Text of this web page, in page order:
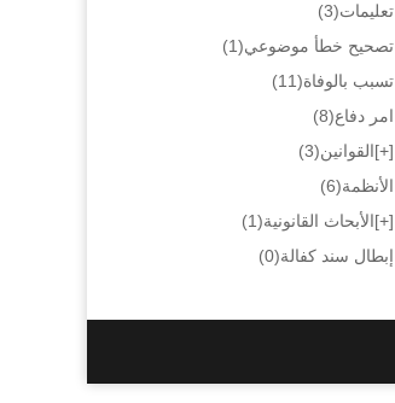
تعليمات(3)
تصحيح خطأ موضوعي(1)
تسبب بالوفاة(11)
امر دفاع(8)
[+]القوانين(3)
الأنظمة(6)
[+]الأبحاث القانونية(1)
إبطال سند كفالة(0)